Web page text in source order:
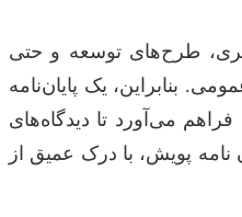
طرح‌های توسعه و حتی
بنابراین، یک پایان‌نامه
می‌آورد تا دیدگاه‌های
پویش، با درک عمیق از